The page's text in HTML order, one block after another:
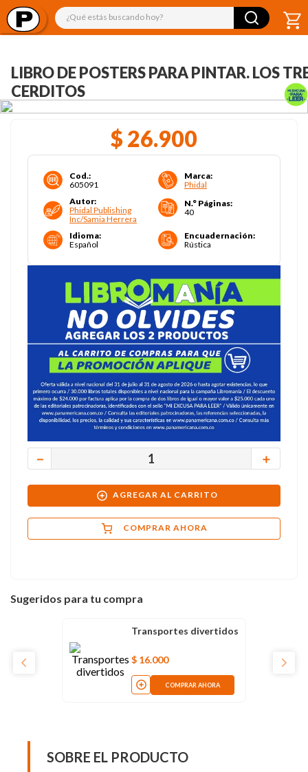
¿Qué estás buscando hoy?
LIBRO DE POSTERS PARA PINTAR. LOS
CERDITOS
$ 26.900
Cod.:
605091
Marca:
Phidal
Autor:
Phidal Publishing
Inc/Samia Herrera
N.° Páginas:
40
Idioma:
Español
Encuadernación:
Rústica
＋
－
AGREGAR AL CARRITO
COMPRAR AHORA
Sugeridos para tu compra
Transportes divertidos
$ 16.000
COMPRAR AHORA
SOBRE EL PRODUCTO